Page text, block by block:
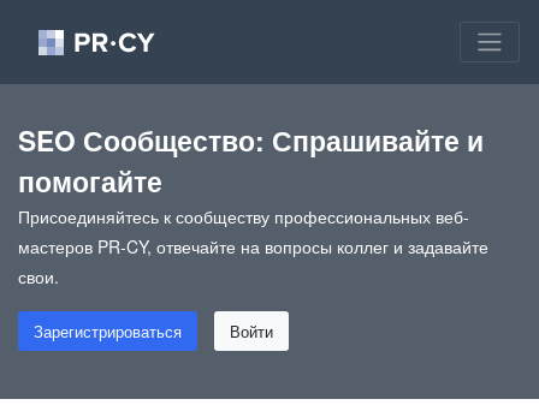
SEO Сообщество: Спрашивайте и
помогайте
Присоединяйтесь к сообществу профессиональных веб-
мастеров PR-CY, отвечайте на вопросы коллег и задавайте
свои.
Зарегистрироваться Войти